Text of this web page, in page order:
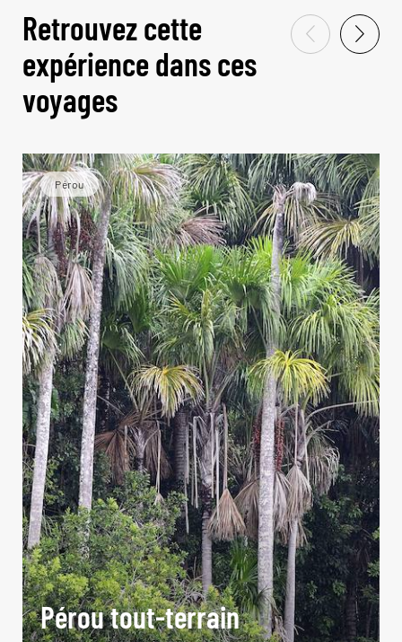
Retrouvez cette
expérience dans ces
voyages
Pérou
Pérou tout-terrain